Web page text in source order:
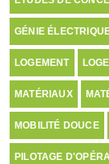
GÉNIE
LOGEMENT
MATÉRIAUX
MOBILITÉ DOUCE
PILOTAGE